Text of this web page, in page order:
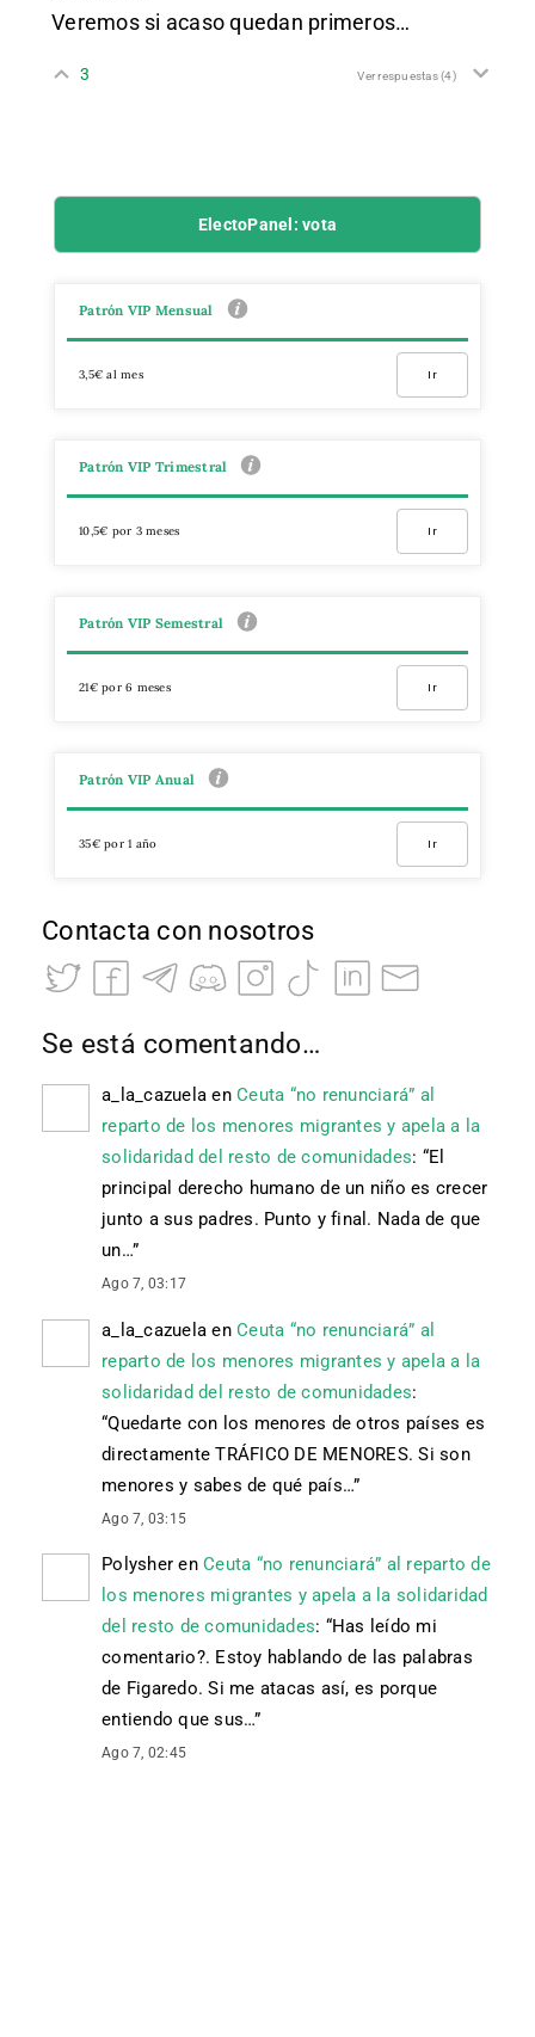
Veremos si acaso quedan primeros…
3 Ver respuestas(4)
ElectoPanel: vota
Patrón VIP Mensual
3,5€ al mes Ir
Patrón VIP Trimestral
10,5€ por 3 meses Ir
Patrón VIP Semestral
21€ por 6 meses Ir
Patrón VIP Anual
35€ por 1 año Ir
Contacta con nosotros
Se está comentando…
a_la_cazuela en Ceuta “no renunciará” al
reparto de los menores migrantes y apela a la
solidaridad del resto de comunidades: “El
principal derecho humano de un niño es crecer
junto a sus padres. Punto y final. Nada de que
un…”
Ago 7, 03:17
a_la_cazuela en Ceuta “no renunciará” al
reparto de los menores migrantes y apela a la
solidaridad del resto de comunidades:
“Quedarte con los menores de otros países es
directamente TRÁFICO DE MENORES. Si son
menores y sabes de qué país…”
Ago 7, 03:15
Polysher en Ceuta “no renunciará” al reparto de
los menores migrantes y apela a la solidaridad
del resto de comunidades: “Has leído mi
comentario?. Estoy hablando de las palabras
de Figaredo. Si me atacas así, es porque
entiendo que sus…”
Ago 7, 02:45